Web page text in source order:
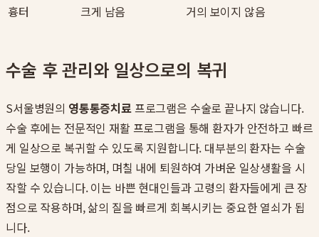
흉터
크게 남음 거의 보이지 않음
수술 후 관리와 일상으로의 복귀
S서울병원의 영통통증치료프로그램은 수술로 끝나지 않습니다.
수술 후에는 전문적인 재활 프로그램을 통해 환자가 안전하고 빠르
게 일상으로 복귀할 수 있도록 지원합니다. 대부분의 환자는 수술
당일 보행이 가능하며, 며칠 내에 퇴원하여 가벼운 일상생활을 시
작할 수 있습니다. 이는 바쁜 현대인들과 고령의 환자들에게 큰 장
점으로 작용하며, 삶의 질을 빠르게 회복시키는 중요한 열쇠가 됩
니다.